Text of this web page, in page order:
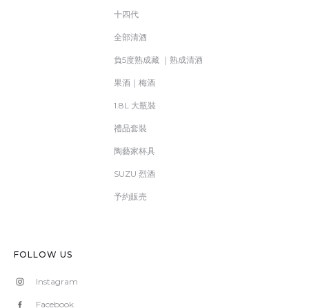
十四代
全部清酒
負5度熟成藏 ｜熟成清酒
果酒｜梅酒
1.8L 大瓶裝
禮品套裝
陶藝家杯具
SUZU 烈酒
予約販売
FOLLOW US
Instagram
Facebook